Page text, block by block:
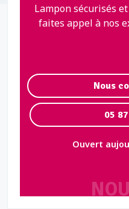
Lampon sécurisés
faites appel à nos
Nous
05
Ouvert